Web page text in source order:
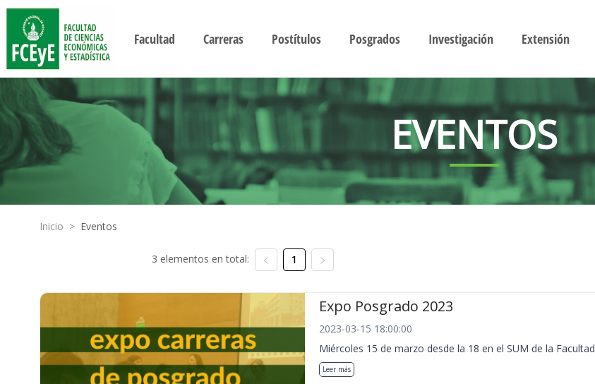
Facultad Carreras Postítulos Posgrados Investigación Extensión
EVENTOS
Inicio > Eventos
3 elementos en total: 1
Expo Posgrado 2023
2023-03-15 18:00:00
Miércoles 15 de marzo desde la 18 en el SUM de la Facultad
Leer más